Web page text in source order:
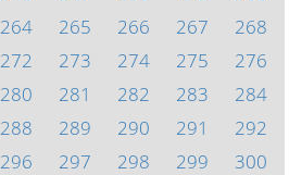
264 265 266 267
268
272 273 274 275
276
280 281 282 283
284
288 289 290 291
292
296 297 298 299
300